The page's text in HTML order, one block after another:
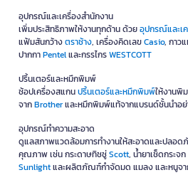
อุปกรณ์และเครื่องสำนักงาน
เพิ่มประสิทธิภาพให้งานทุกด้าน ด้วยอุปกรณ์และเ
แฟ้มสันกว้างตราช้าง, เครื่องคิดเลขCasio, กาว
ปากกาPentelและกรรไกรWESTCOTT
ปริ้นเตอร์และหมึกพิมพ์
ช้อปเครื่องสแกนปริ้นเตอร์และหมึกพิมพ์ให้งาน
จากBrotherและหมึกพิมพ์แท้จากแบรนด์ชั้นนำอ
อุปกรณ์ทำความสะอาด
ดูแลสภาพแวดล้อมการทำงานให้สะอาดและปลอด
คุณภาพ เช่น กระดาษทิชชู่Scott, น้ำยาเช็ดกระจก
Sunlightและผลิตภัณฑ์กำจัดมด แมลง และหนูจ